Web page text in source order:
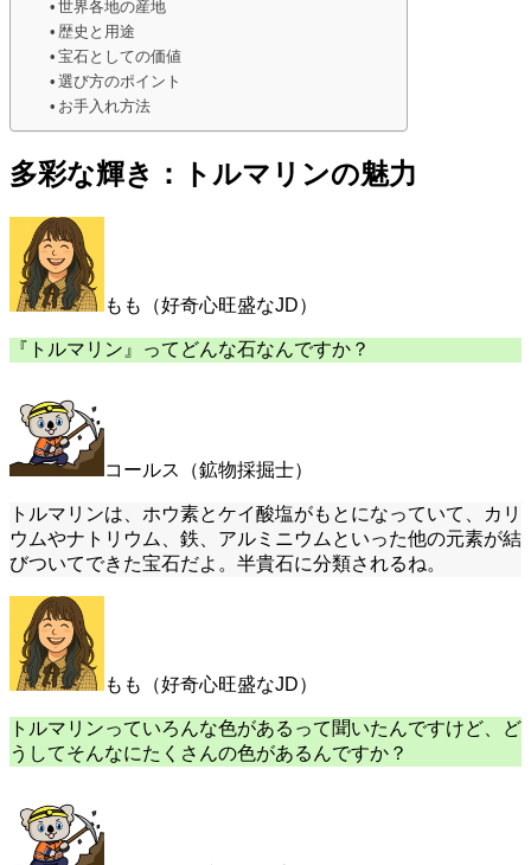
世界各地の産地
歴史と用途
宝石としての価値
選び方のポイント
お手入れ方法
多彩な輝き：トルマリンの魅力
もも（好奇心旺盛なJD）
『トルマリン』ってどんな石なんですか？
コールス（鉱物採掘士）
トルマリンは、ホウ素とケイ酸塩がもとになっていて、カリ
ウムやナトリウム、鉄、アルミニウムといった他の元素が結
びついてできた宝石だよ。半貴石に分類されるね。
もも（好奇心旺盛なJD）
トルマリンっていろんな色があるって聞いたんですけど、ど
うしてそんなにたくさんの色があるんですか？